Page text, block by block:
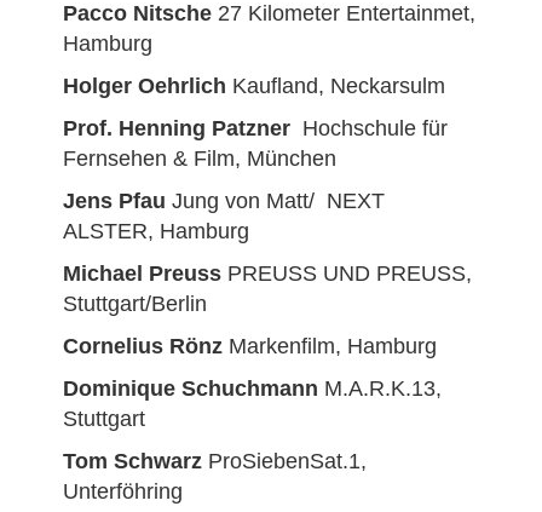
Pacco Nitsche 27 Kilometer Entertainmet,
Hamburg
Holger Oehrlich Kaufland, Neckarsulm
Prof. Henning Patzner Hochschule für
Fernsehen & Film, München
Jens Pfau Jung von Matt/ NEXT
ALSTER, Hamburg
Michael Preuss PREUSS UND PREUSS,
Stuttgart/Berlin
Cornelius Rönz Markenfilm, Hamburg
Dominique Schuchmann M.A.R.K.13,
Stuttgart
Tom Schwarz ProSiebenSat.1,
Unterföhring